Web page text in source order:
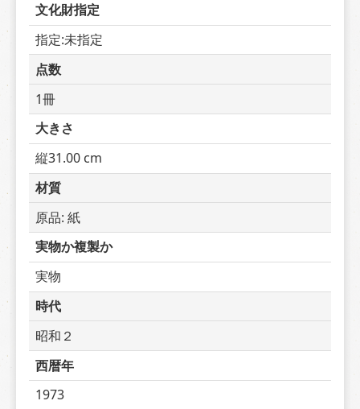
文化財指定
指定:未指定
点数
1冊
大きさ
縦31.00 cm
材質
原品: 紙
実物か複製か
実物
時代
昭和２
西暦年
1973